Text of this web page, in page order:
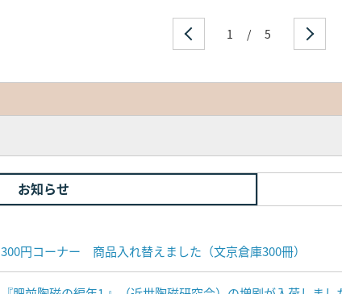
1 / 5
お知らせ
300円コーナー 商品入れ替えました（文京倉庫300冊）